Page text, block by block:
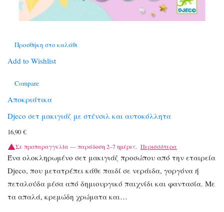
Προσθήκη στο καλάθι
Add to Wishlist
Compare
Αποκριάτικα
Djeco σετ μακιγιάζ με στένσιλ και αυτοκόλλητα
16,90 €
Σε προπαραγγελία — παράδοση 2–7 ημέρες. Περισσότερα
Ένα ολοκληρωμένο σετ μακιγιάζ προσώπου από την εταιρεία
Djeco, που μετατρέπει κάθε παιδί σε νεράιδα, γοργόνα ή
πεταλούδα μέσα από δημιουργικό παιχνίδι και φαντασία. Με
τα απαλά, κρεμώδη χρώματα και…